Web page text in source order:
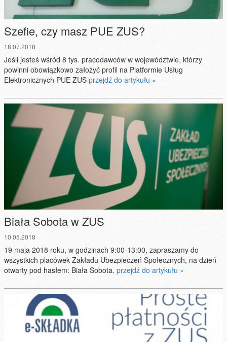
Szefie, czy masz PUE ZUS?
18.07.2018
Jeśli jesteś wśród 8 tys. pracodawców w województwie, którzy
powinni obowiązkowo założyć profil na Platformie Usług
Elektronicznych PUE ZUS przejdź do artykułu »
Biała Sobota w ZUS
10.05.2018
19 maja 2018 roku, w godzinach 9:00-13:00, zapraszamy do
wszystkich placówek Zakładu Ubezpieczeń Społecznych, na dzień
otwarty pod hasłem: Biała Sobota. przejdź do artykułu »